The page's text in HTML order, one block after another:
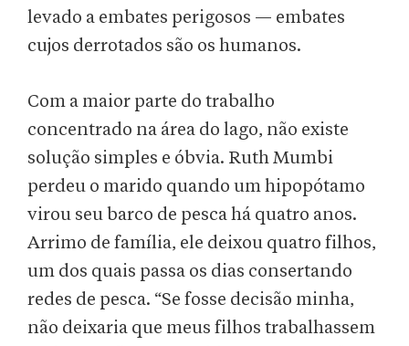
levado a embates perigosos — embates
cujos derrotados são os humanos.
Com a maior parte do trabalho
concentrado na área do lago, não existe
solução simples e óbvia. Ruth Mumbi
perdeu o marido quando um hipopótamo
virou seu barco de pesca há quatro anos.
Arrimo de família, ele deixou quatro filhos,
um dos quais passa os dias consertando
redes de pesca. “Se fosse decisão minha,
não deixaria que meus filhos trabalhassem